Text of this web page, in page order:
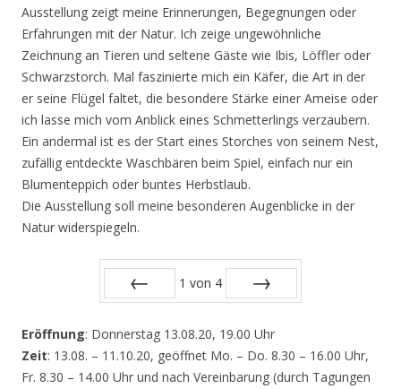
Ausstellung zeigt meine Erinnerungen, Begegnungen oder
Erfahrungen mit der Natur. Ich zeige ungewöhnliche
Zeichnung an Tieren und seltene Gäste wie Ibis, Löffler oder
Schwarzstorch. Mal faszinierte mich ein Käfer, die Art in der
er seine Flügel faltet, die besondere Stärke einer Ameise oder
ich lasse mich vom Anblick eines Schmetterlings verzaubern.
Ein andermal ist es der Start eines Storches von seinem Nest,
zufällig entdeckte Waschbären beim Spiel, einfach nur ein
Blumenteppich oder buntes Herbstlaub.
Die Ausstellung soll meine besonderen Augenblicke in der
Natur widerspiegeln.
1 von 4
Eröffnung: Donnerstag 13.08.20, 19.00 Uhr
Zeit: 13.08. – 11.10.20, geöffnet Mo. – Do. 8.30 – 16.00 Uhr,
Fr. 8.30 – 14.00 Uhr und nach Vereinbarung (durch Tagungen